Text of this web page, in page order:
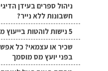
ניהול ספרים בעידן
חשבונות ללא נייר?
5 נישות לוהטות בייעוץ מס לשנת 2026
שכיר או עצמאי? כל
בפני יועץ מס מוסמך